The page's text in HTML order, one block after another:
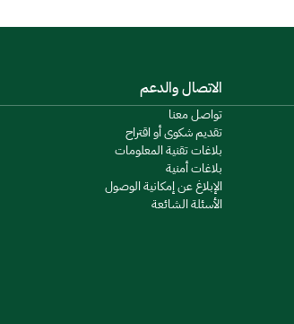
الاتصال والدعم
تواصل معنا
تقديم شكوى أو اقتراح
بلاغات تقنية المعلومات
بلاغات أمنية
الإبلاغ عن إمكانية الوصول
الأسئلة الشائعة